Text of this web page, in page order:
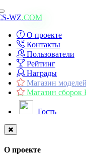
Toggle
navigation
WZ.COM
О проекте
Контакты
Пользователи
Рейтинг
Награды
Магазин
Магазин сборок
Гость
О проекте